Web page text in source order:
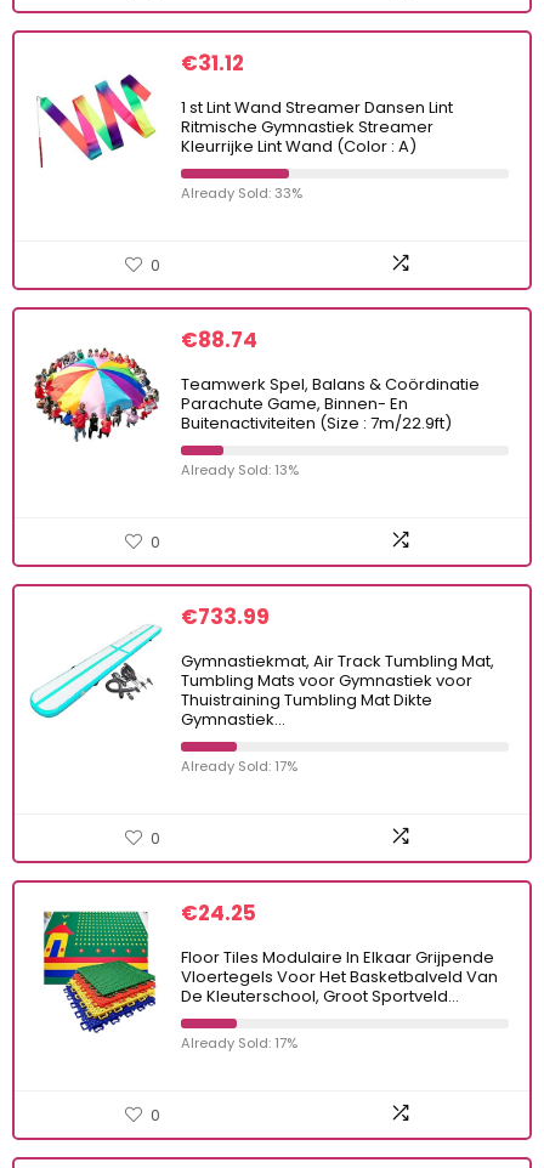
€31.12
1 st Lint Wand Streamer Dansen Lint
Ritmische Gymnastiek Streamer
Kleurrijke Lint Wand (Color : A)
Already Sold: 33%
0
€88.74
Teamwerk Spel, Balans & Coördinatie
Parachute Game, Binnen- En
Buitenactiviteiten (Size : 7m/22.9ft)
Already Sold: 13%
0
€733.99
Gymnastiekmat, Air Track Tumbling Mat,
Tumbling Mats voor Gymnastiek voor
Thuistraining Tumbling Mat Dikte
Gymnastiek…
Already Sold: 17%
0
€24.25
Floor Tiles Modulaire In Elkaar Grijpende
Vloertegels Voor Het Basketbalveld Van
De Kleuterschool, Groot Sportveld…
Already Sold: 17%
0